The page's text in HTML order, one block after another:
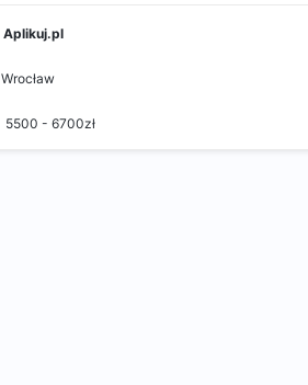
Aplikuj.pl
Wrocław
5500 - 6700zł